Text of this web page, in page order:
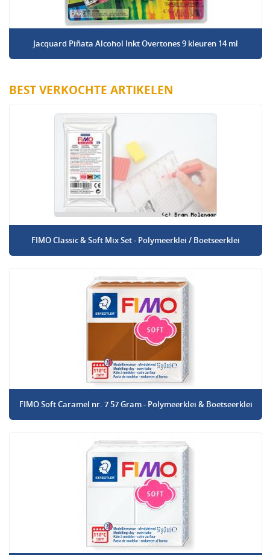
Jacquard Piñata Alcohol Inkt Overtones 9 kleuren 14 ml
BEST VERKOCHTE ARTIKELEN
FIMO Classic & Soft Mix Set - Polymeerklei / Boetseerklei
FIMO Soft Caramel nr. 7 57 Gram - Polymeerklei & Boetseerklei